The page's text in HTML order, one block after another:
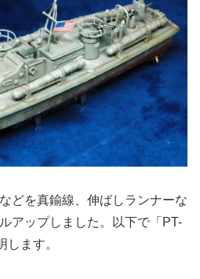
どを真鍮線、伸ばしランナーな
アップしました。以下で「PT-
ます。